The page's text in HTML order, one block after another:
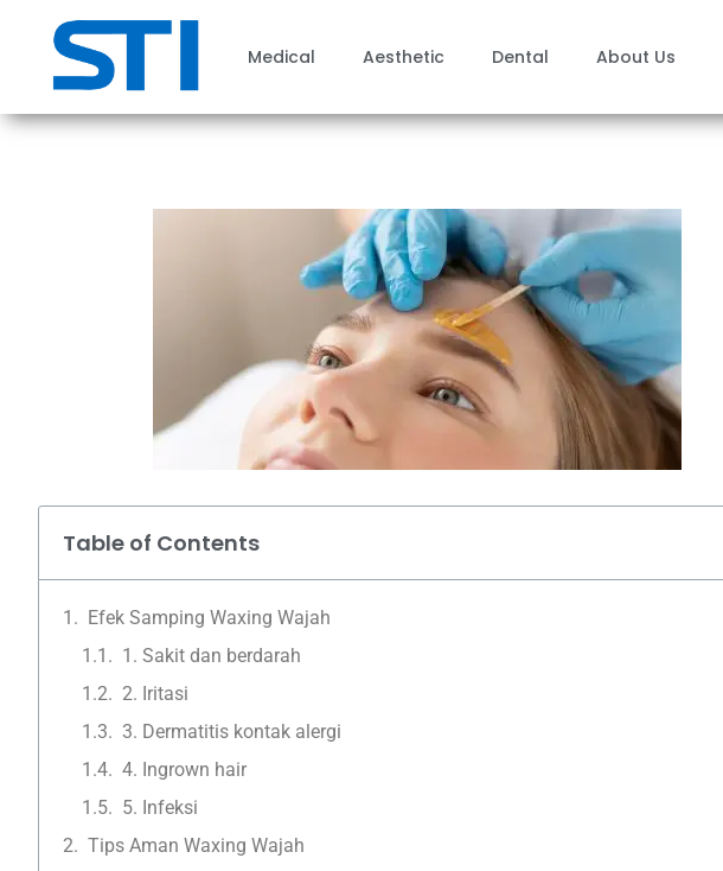
Medical Aesthetic Dental About Us
Table of Contents
Efek Samping Waxing Wajah
1. Sakit dan berdarah
2. Iritasi
3. Dermatitis kontak alergi
4. Ingrown hair
5. Infeksi
Tips Aman Waxing Wajah